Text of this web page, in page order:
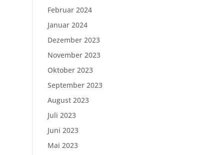
Februar 2024
Januar 2024
Dezember 2023
November 2023
Oktober 2023
September 2023
August 2023
Juli 2023
Juni 2023
Mai 2023